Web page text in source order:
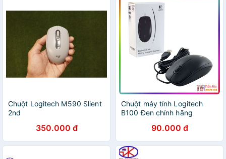
Chuột Logitech M590 Slient
2nd
350.000 đ
Chuột máy tính Logitech
B100 Đen chính hãng
90.000 đ